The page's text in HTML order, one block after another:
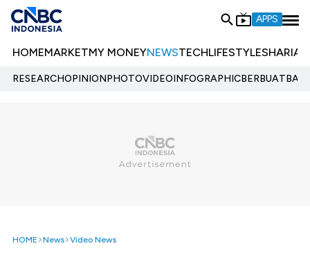
APPS
HOMEMARKETMY MONEYNEWSTECHLIFESTYLESHARIA
RESEARCHOPINIONPHOTOVIDEOINFOGRAPHIC
HOME News Video News